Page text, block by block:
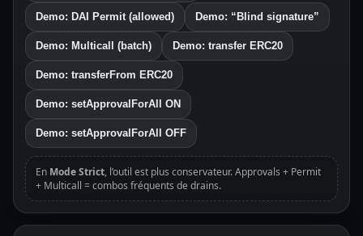
Demo: DAI Permit (allowed) Demo: “Blind signature”
Demo: Multicall (batch) Demo: transfer ERC20
Demo: transferFrom ERC20
Demo: setApprovalForAll ON
Demo: setApprovalForAll OFF
En Mode Strict, l’outil est plus conservateur. Approvals + Permit
+ Multicall = combos fréquents de drains.